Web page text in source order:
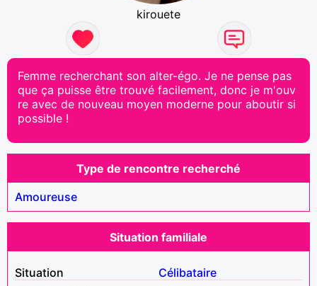
kirouete
Femme recherchant son alter-égo. Je ne pense pas
que ça puisse être trouvé facilement, donc je m'ouv
re avec de nouveau moyen moderne pour aboutir si
possible !
Type de rencontre recherché
Amoureuse
Situation familiale
Situation
Célibataire